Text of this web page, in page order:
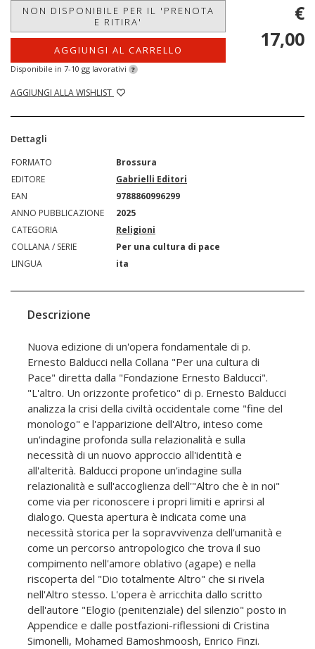
NON DISPONIBILE PER IL 'PRENOTA
E RITIRA'
AGGIUNGI AL CARRELLO
Disponibile in 7-10 gg lavorativi ?
AGGIUNGI ALLA WISHLIST
€
17,00
Dettagli
FORMATO
Brossura
EDITORE
Gabrielli Editori
EAN
9788860996299
ANNO PUBBLICAZIONE
2025
CATEGORIA
Religioni
COLLANA / SERIE
Per una cultura di pace
LINGUA
ita
Descrizione
Nuova edizione di un'opera fondamentale di p.
Ernesto Balducci nella Collana "Per una cultura di
Pace" diretta dalla "Fondazione Ernesto Balducci".
"L'altro. Un orizzonte profetico" di p. Ernesto Balducci
analizza la crisi della civiltà occidentale come "fine del
monologo" e l'apparizione dell'Altro, inteso come
un'indagine profonda sulla relazionalità e sulla
necessità di un nuovo approccio all'identità e
all'alterità. Balducci propone un'indagine sulla
relazionalità e sull'accoglienza dell'"Altro che è in noi"
come via per riconoscere i propri limiti e aprirsi al
dialogo. Questa apertura è indicata come una
necessità storica per la sopravvivenza dell'umanità e
come un percorso antropologico che trova il suo
compimento nell'amore oblativo (agape) e nella
riscoperta del "Dio totalmente Altro" che si rivela
nell'Altro stesso. L'opera è arricchita dallo scritto
dell'autore "Elogio (penitenziale) del silenzio" posto in
Appendice e dalle postfazioni-riflessioni di Cristina
Simonelli, Mohamed Bamoshmoosh, Enrico Finzi.